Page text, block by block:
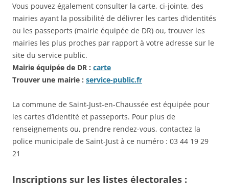
Vous pouvez également consulter la carte, ci-jointe, des
mairies ayant la possibilité de délivrer les cartes d’identités
ou les passeports (mairie équipée de DR) ou, trouver les
mairies les plus proches par rapport à votre adresse sur le
site du service public.
Mairie équipée de DR : carte
Trouver une mairie : service-public.fr
La commune de Saint-Just-en-Chaussée est équipée pour
les cartes d’identité et passeports. Pour plus de
renseignements ou, prendre rendez-vous, contactez la
police municipale de Saint-Just à ce numéro : 03 44 19 29
21
Inscriptions sur les listes électorales :